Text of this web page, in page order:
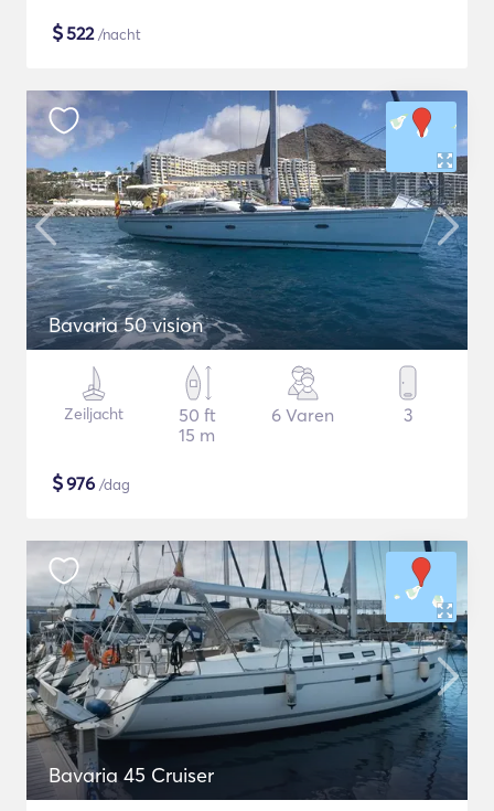
$522/nacht
Bavaria 50 vision
Zeiljacht
50 ft
15 m
6 Varen 3
$976 /dag
Bavaria 45 Cruiser